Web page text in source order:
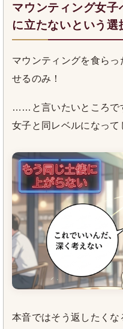
マウンティング女
に立たないという選
マウンティングを食ら
せるのみ！
……と言いたいところで
女子と同レベルになって
本音ではそう返したくな